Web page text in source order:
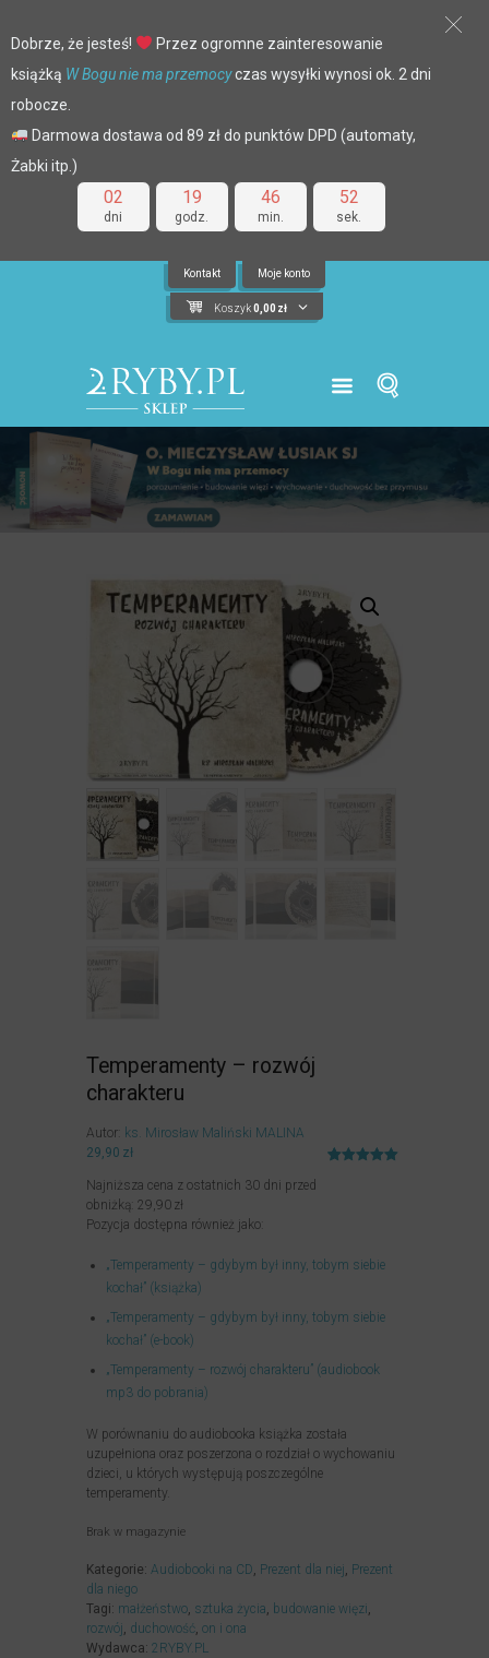
02
dni
19
godz.
46
min.
52
sek.
Dobrze, że jesteś!
Przez ogromne zainteresowanie
książką W Bogu nie ma przemocyczas wysyłki wynosi ok. 2 dni
robocze.
Darmowa dostawa od 89 zł do punktów DPD (automaty,
Żabki itp.)
Kontakt Moje konto
Koszyk 0,00 zł
Temperamenty – rozwój
charakteru
Autor: ks. Mirosław Maliński MALINA
29,90 zł
Najniższa cena z ostatnich 30 dni przed
obniżką: 29,90 zł
Pozycja dostępna również jako:
„Temperamenty – gdybym był inny, tobym siebie
kochał” (książka)
„Temperamenty – gdybym był inny, tobym siebie
kochał” (e-book)
„Temperamenty – rozwój charakteru” (audiobook
mp3 do pobrania)
W porównaniu do audiobooka książka została
uzupełniona oraz poszerzona o rozdział o wychowaniu
dzieci, u których występują poszczególne
temperamenty.
Brak w magazynie
Kategorie: Audiobooki na CD, Prezent dla niej, Prezent
dla niego
Tagi: małżeństwo, sztuka życia, budowanie więzi,
rozwój, duchowość, on i ona
Wydawca: 2RYBY.PL